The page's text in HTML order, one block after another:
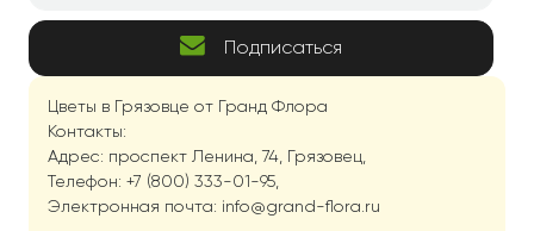
Цветы в Грязовце от Гранд Флора
Контакты:
Адрес: проспект Ленина, 74, Грязовец,
Телефон: +7 (800) 333-01-95,
Электронная почта: info@grand-flora.ru
Подписаться